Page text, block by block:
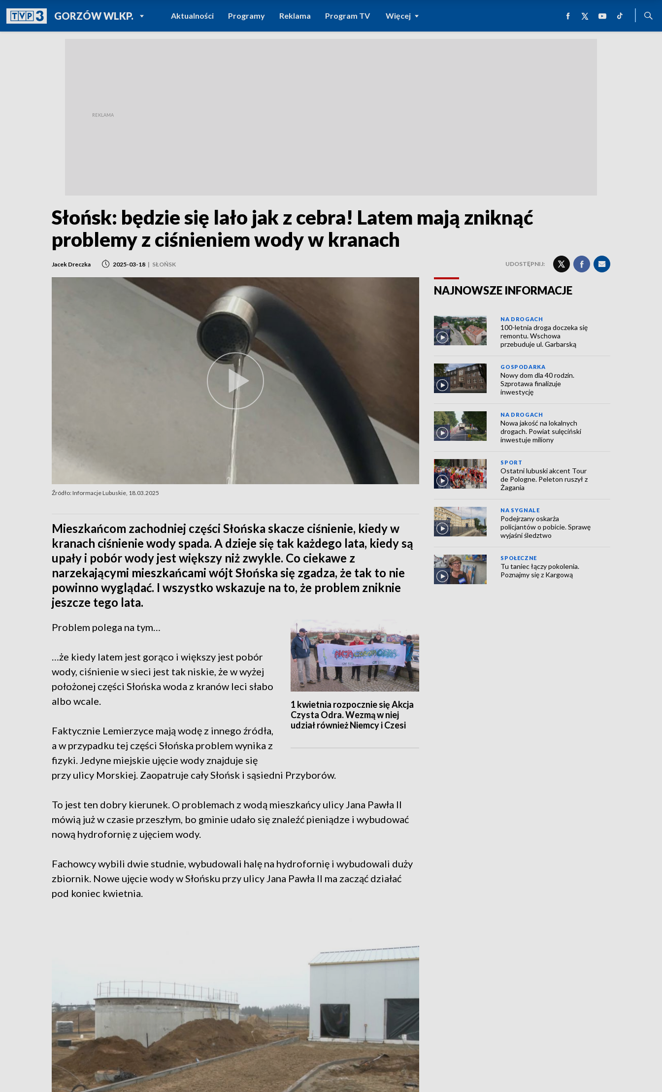
GORZÓW WLKP.POWRÓT DO
TVP REGIONY
Aktualności Programy Reklama Program TV Więcej
Słońsk: będzie się lało jak z cebra! Latem mają zniknąć
problemy z ciśnieniem wody w kranach
Jacek Dreczka 2025-03-18 | SŁOŃSK UDOSTĘPNIJ:
Źródło: Informacje Lubuskie, 18.03.2025
Mieszkańcom zachodniej części Słońska skacze ciśnienie, kiedy w
kranach ciśnienie wody spada. A dzieje się tak każdego lata, kiedy są
upały i pobór wody jest większy niż zwykle. Co ciekawe z
narzekającymi mieszkańcami wójt Słońska się zgadza, że tak to nie
powinno wyglądać. I wszystko wskazuje na to, że problem zniknie
jeszcze tego lata.
1 kwietnia rozpocznie się Akcja
Czysta Odra. Wezmą w niej
udział również Niemcy i Czesi
Problem polega na tym…
…że kiedy latem jest gorąco i większy jest pobór
wody, ciśnienie w sieci jest tak niskie, że w wyżej
położonej części Słońska woda z kranów leci słabo
albo wcale.
Faktycznie Lemierzyce mają wodę z innego źródła,
a w przypadku tej części Słońska problem wynika z
fizyki. Jedyne miejskie ujęcie wody znajduje się
przy ulicy Morskiej. Zaopatruje cały Słońsk i sąsiedni Przyborów.
To jest ten dobry kierunek. O problemach z wodą mieszkańcy ulicy Jana Pawła II
mówią już w czasie przeszłym, bo gminie udało się znaleźć pieniądze i wybudować
nową hydrofornię z ujęciem wody.
Fachowcy wybili dwie studnie, wybudowali halę na hydrofornię i wybudowali duży
zbiornik. Nowe ujęcie wody w Słońsku przy ulicy Jana Pawła II ma zacząć działać
pod koniec kwietnia.
NAJNOWSZE INFORMACJE
NA DROGACH
100-letnia droga doczeka się
remontu. Wschowa
przebuduje ul. Garbarską
GOSPODARKA
Nowy dom dla 40 rodzin.
Szprotawa finalizuje
inwestycję
NA DROGACH
Nowa jakość na lokalnych
drogach. Powiat sulęciński
inwestuje miliony
SPORT
Ostatni lubuski akcent Tour
de Pologne. Peleton ruszył z
Żagania
NA SYGNALE
Podejrzany oskarża
policjantów o pobicie. Sprawę
wyjaśni śledztwo
SPOŁECZNE
Tu taniec łączy pokolenia.
Poznajmy się z Kargową